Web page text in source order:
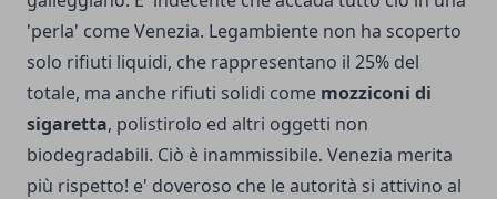
'perla' come Venezia. Legambiente non ha scoperto
solo rifiuti liquidi, che rappresentano il 25% del
totale, ma anche rifiuti solidi come mozziconi di
sigaretta, polistirolo ed altri oggetti non
biodegradabili. Ciò è inammissibile. Venezia merita
più rispetto! e' doveroso che le autorità si attivino al